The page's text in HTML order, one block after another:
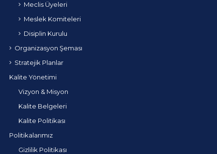
Meclis Üyeleri
Meslek Komiteleri
Disiplin Kurulu
Organizasyon Şeması
Stratejik Planlar
Kalite Yönetimi
Vizyon & Misyon
Kalite Belgeleri
Kalite Politikası
Politikalarımız
Gizlilik Politikası